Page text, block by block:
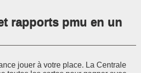
rapports pmu en un
jouer à votre place. La Centrale